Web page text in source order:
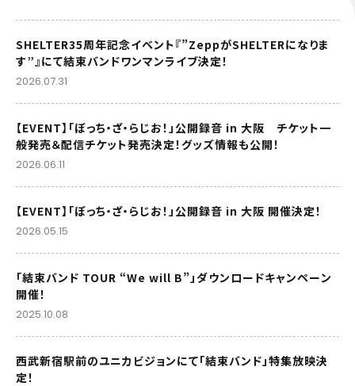
SHELTER35周年記念イベント『”ZeppがSHELTERになりま
す”』にて結束バンドワンマンライブ決定！
2026.07.31
【EVENT】「ぼっち・ざ・らじお！」公開録音 in 大阪 チケット一
般発売＆配信チケット発売決定！グッズ情報も公開！
2026.06.11
【EVENT】「ぼっち・ざ・らじお！」公開録音 in 大阪 開催決定！
2026.05.15
「結束バンド TOUR “We will B”」ダウンロードキャンペーン
開催！
2025.10.08
西武新宿駅前のユニカビジョンにて「結束バンド」特集放映決
定！